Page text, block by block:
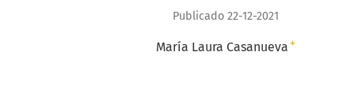
Publicado 22-12-2021
María Laura Casanueva +